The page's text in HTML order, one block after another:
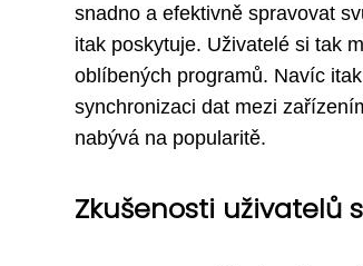
snadno a efektivně spravovat
itak poskytuje. Uživatelé si tak
oblíbených programů. Navíc
synchronizaci dat mezi
nabývá na popularitě.
Zkušenosti uživatelů